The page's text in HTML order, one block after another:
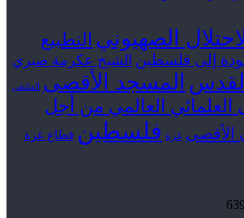
الصهيوني التطبيع
إلى فلسطين الشيخ عكرمة صبري
القدس المسجد الأقصى الملتقى
العلمائي العالمي من أجل
الأقصى غزة فلسطين قطاع غزة
639